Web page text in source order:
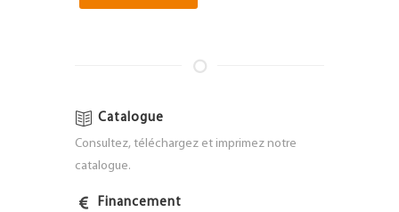
Catalogue
Consultez, téléchargez et imprimez notre
catalogue.
Financement